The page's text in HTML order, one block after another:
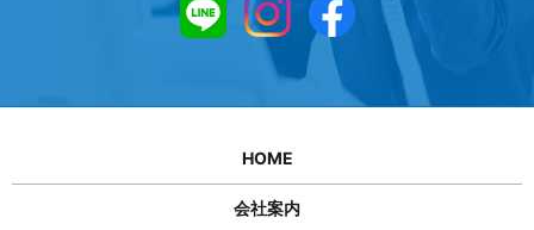
HOME
会社案内